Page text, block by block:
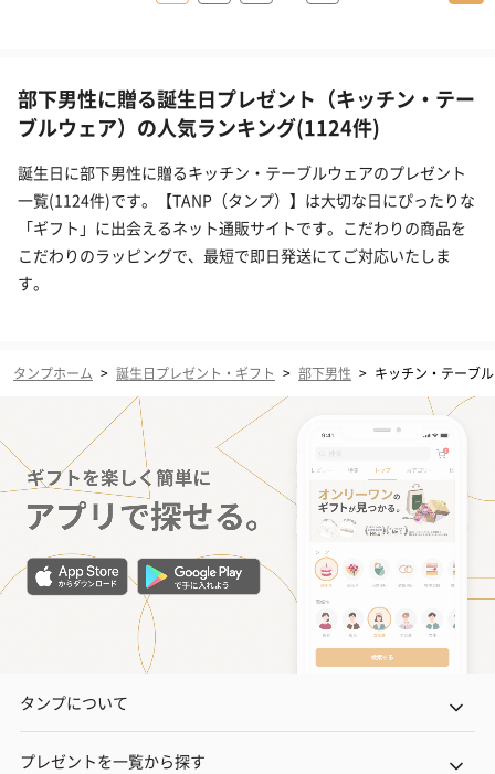
部下男性に贈る誕生日プレゼント（キッチン・テー
ブルウェア）の人気ランキング(1124件)
誕生日に部下男性に贈るキッチン・テーブルウェアのプレゼント
一覧(1124件)です。【TANP（タンプ）】は大切な日にぴったりな
「ギフト」に出会えるネット通販サイトです。こだわりの商品を
こだわりのラッピングで、最短で即日発送にてご対応いたしま
す。
タンプホーム > 誕生日プレゼント・ギフト > 部下男性 > キッチン・テーブ
タンプについて
プレゼントを一覧から探す